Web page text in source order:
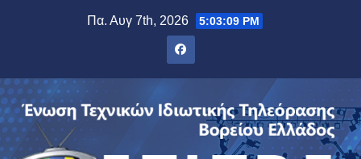
Πα. Αυγ 7th, 2026 5:03:09 PM